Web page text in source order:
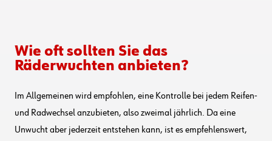
Wie oft sollten Sie das
Räderwuchten anbieten?
Im Allgemeinen wird empfohlen, eine Kontrolle bei jedem Reifen-
und Radwechsel anzubieten, also zweimal jährlich. Da eine
Unwucht aber jederzeit entstehen kann, ist es empfehlenswert,